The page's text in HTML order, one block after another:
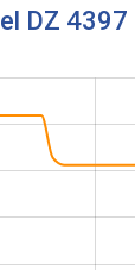
DZ 4397